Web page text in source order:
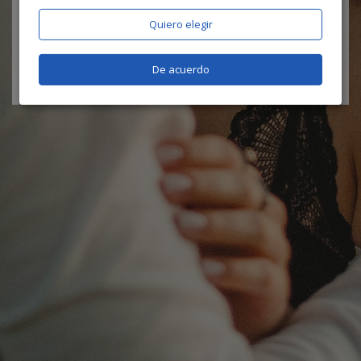
sus servicios, y certifica que es mayor de 18 años
Quiero elegir
De acuerdo